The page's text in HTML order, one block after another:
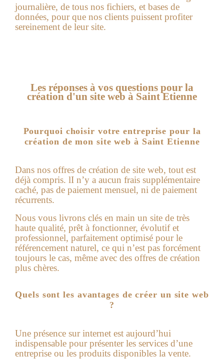
journalière, de tous nos fichiers, et bases de
données, pour que nos clients puissent profiter
sereinement de leur site.
Les réponses à vos questions pour la
création d'un site web à Saint Etienne
Pourquoi choisir votre entreprise pour la
création de mon site web à Saint Etienne
Dans nos offres de création de site web, tout est
déjà compris. lI n’y a aucun frais supplémentaire
caché, pas de paiement mensuel, ni de paiement
récurrents.
Nous vous livrons clés en main un site de très
haute qualité, prêt à fonctionner, évolutif et
professionnel, parfaitement optimisé pour le
référencement naturel, ce qui n’est pas forcément
toujours le cas, même avec des offres de création
plus chères.
Quels sont les avantages de créer un site web
?
Une présence sur internet est aujourd’hui
indispensable pour présenter les services d’une
entreprise ou les produits disponibles la vente.